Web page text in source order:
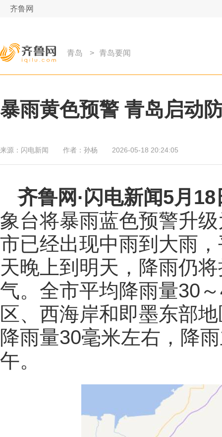
齐鲁网
青岛 > 青岛要闻
暴雨黄色预警 青岛启动
来源： 闪电新闻 作者： 孙杨 2026-05-18 20:24:05
齐鲁网 ·闪电新闻5月18
象台将暴雨蓝色预警升
市已经出现中雨到大雨
天晚上到明天，降雨仍
气。全市平均降雨量30
区、西海岸和即墨东部
降雨量30毫米左右，降
午。